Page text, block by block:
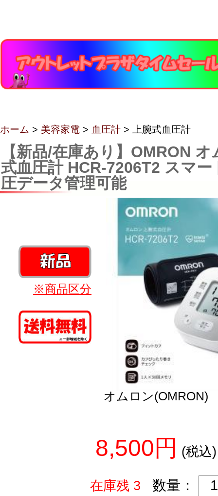
ホーム > 美容家電 > 血圧計 > 上腕式血圧計
【新品/在庫あり】OMRON
式血圧計 HCR-7206T2 スマ
圧データ管理可能
※商品区分
オムロン(OMRON)
8,500円 (税込)
在庫残 3 数量：